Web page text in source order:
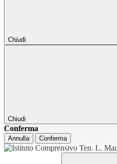
Chiudi
Chiudi
Conferma
Annulla Conferma